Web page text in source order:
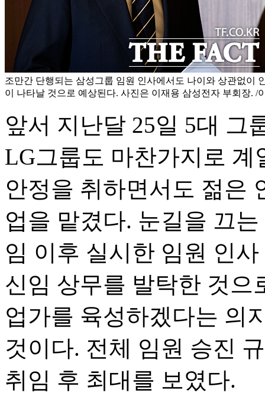
조만간 단행되는 삼성그룹 임원 인사에서도 나이와 상관없이
이 나타날 것으로 예상된다. 사진은 이재용 삼성전자 부회장. /
앞서 지난달 25일 5대 그
LG그룹도 마찬가지로 계
안정을 취하면서도 젊은
업을 맡겼다. 눈길을 끄
임 이후 실시한 임원 인
신임 상무를 발탁한 것으
업가를 육성하겠다는 의
것이다. 전체 임원 승진
취임 후 최대를 보였다.